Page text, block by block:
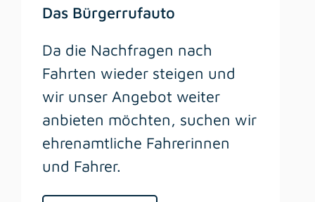
Das Bürgerrufauto
Da die Nachfragen nach
Fahrten wieder steigen und
wir unser Angebot weiter
anbieten möchten, suchen wir
ehrenamtliche Fahrerinnen
und Fahrer.